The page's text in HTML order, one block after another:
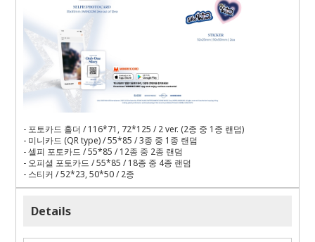
- 포토카드 홀더 / 116*71, 72*125 / 2 ver. (2종 중 1 종 랜덤)
- 미니카드 (QR type) / 55*85 / 3종 중 1 종 랜덤
-셀피 포토카드 / 55*85 / 12종 중 2종 랜덤
- 오피셜 포토카드 / 55*85 / 18종 중 4종 랜덤
- 스티커 / 52*23, 50*50 / 2종
Details